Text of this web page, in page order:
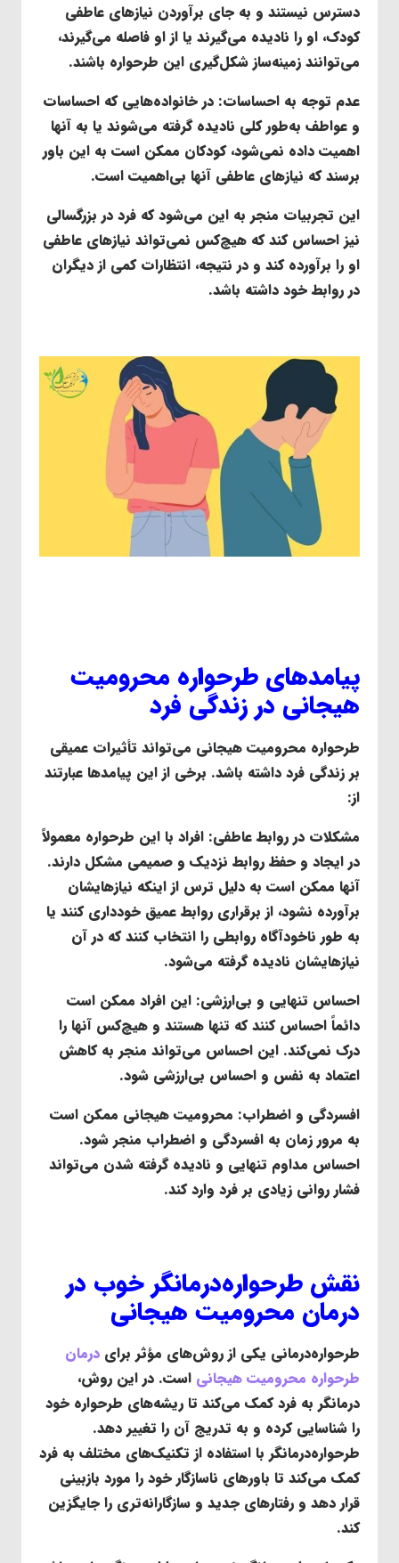
دسترس نیستند و به جای برآوردن نیازهای عاطفی
کودک، او را نادیده می‌گیرند یا از او فاصله می‌گیرند،
می‌توانند زمینه‌ساز شکل‌گیری این طرحواره باشند.
عدم توجه به احساسات: در خانواده‌هایی که احساسات
و عواطف به‌طور کلی نادیده گرفته می‌شوند یا به آنها
اهمیت داده نمی‌شود، کودکان ممکن است به این باور
برسند که نیازهای عاطفی آنها بی‌اهمیت است.
این تجربیات منجر به این می‌شود که فرد در بزرگسالی
نیز احساس کند که هیچ‌کس نمی‌تواند نیازهای عاطفی
او را برآورده کند و در نتیجه، انتظارات کمی از دیگران
در روابط خود داشته باشد.
پیامدهای طرحواره محرومیت
هیجانی در زندگی فرد
طرحواره محرومیت هیجانی می‌تواند تأثیرات عمیقی
بر زندگی فرد داشته باشد. برخی از این پیامدها عبارتند
از:
مشکلات در روابط عاطفی: افراد با این طرحواره معمولاً
در ایجاد و حفظ روابط نزدیک و صمیمی مشکل دارند.
آنها ممکن است به دلیل ترس از اینکه نیازهایشان
برآورده نشود، از برقراری روابط عمیق خودداری کنند یا
به طور ناخودآگاه روابطی را انتخاب کنند که در آن
نیازهایشان نادیده گرفته می‌شود.
احساس تنهایی و بی‌ارزشی: این افراد ممکن است
دائماً احساس کنند که تنها هستند و هیچ‌کس آنها را
درک نمی‌کند. این احساس می‌تواند منجر به کاهش
اعتماد به نفس و احساس بی‌ارزشی شود.
افسردگی و اضطراب: محرومیت هیجانی ممکن است
به مرور زمان به افسردگی و اضطراب منجر شود.
احساس مداوم تنهایی و نادیده گرفته شدن می‌تواند
فشار روانی زیادی بر فرد وارد کند.
نقش طرحواره‌درمانگر خوب در
درمان محرومیت هیجانی
طرحواره‌درمانی یکی از روش‌های مؤثر برای درمان
طرحواره محرومیت هیجانی است. در این روش،
درمانگر به فرد کمک می‌کند تا ریشه‌های طرحواره خود
را شناسایی کرده و به تدریج آن را تغییر دهد.
طرحواره‌درمانگر با استفاده از تکنیک‌های مختلف به فرد
کمک می‌کند تا باورهای ناسازگار خود را مورد بازبینی
قرار دهد و رفتارهای جدید و سازگارانه‌تری را جایگزین
کند.